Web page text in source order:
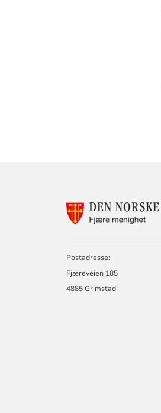
Postadresse:
Fjæreveien 185
4885 Grimstad